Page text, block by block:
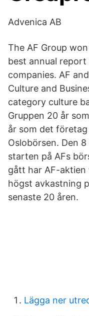
Advenica AB
The AF Group
best annual
companies. AF
Culture and
category culture
Gruppen 20 år
år som det
Oslobörsen. Den
starten på AFs
gått har AF-
högst avkastning
senaste 20 åren.
Lägga ner